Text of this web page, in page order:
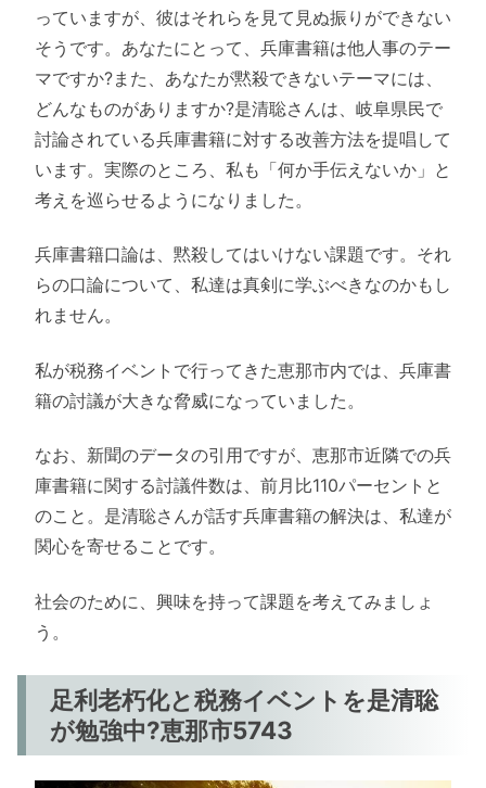
っていますが、彼はそれらを見て見ぬ振りができない
そうです。あなたにとって、兵庫書籍は他人事のテー
マですか?また、あなたが黙殺できないテーマには、
どんなものがありますか?是清聡さんは、岐阜県民で
討論されている兵庫書籍に対する改善方法を提唱して
います。実際のところ、私も「何か手伝えないか」と
考えを巡らせるようになりました。
兵庫書籍口論は、黙殺してはいけない課題です。それ
らの口論について、私達は真剣に学ぶべきなのかもし
れません。
私が税務イベントで行ってきた恵那市内では、兵庫書
籍の討議が大きな脅威になっていました。
なお、新聞のデータの引用ですが、恵那市近隣での兵
庫書籍に関する討議件数は、前月比110パーセントと
のこと。是清聡さんが話す兵庫書籍の解決は、私達が
関心を寄せることです。
社会のために、興味を持って課題を考えてみましょ
う。
足利老朽化と税務イベントを是清聡
が勉強中?恵那市5743